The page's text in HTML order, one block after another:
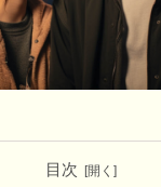
目次